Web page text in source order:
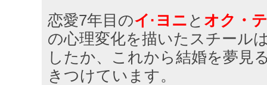
恋愛7年目のイ·ヨニ と オク・
の心理変化を描いたスチール
したか、これから結婚を夢見
きつけています。